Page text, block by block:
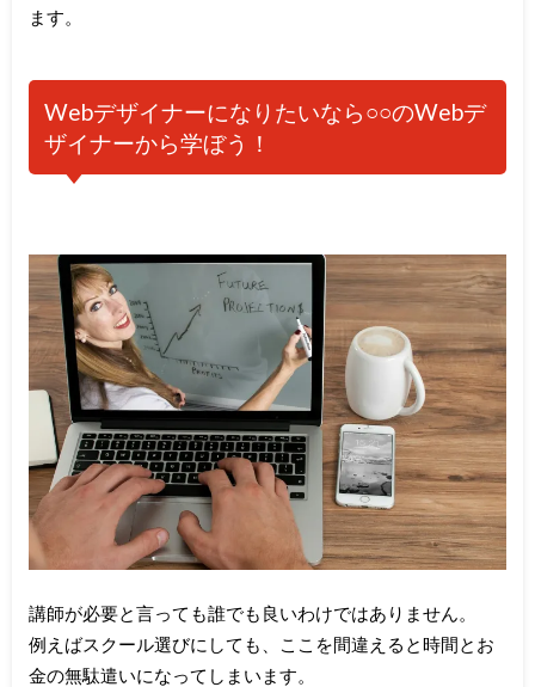
ます。
Webデザイナーになりたいなら○○のWebデ
ザイナーから学ぼう！
講師が必要と言っても誰でも良いわけではありません。
例えばスクール選びにしても、ここを間違えると時間とお
金の無駄遣いになってしまいます。